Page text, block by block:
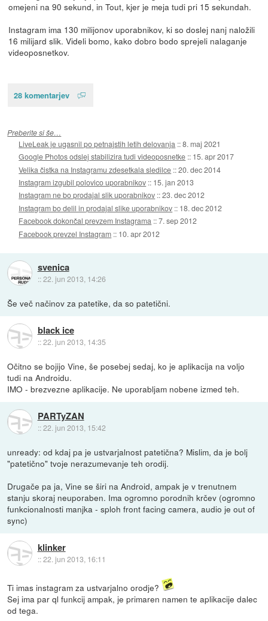
omejeni na 90 sekund, in Tout, kjer je meja tudi pri 15 sekundah.
Instagram ima 130 milijonov uporabnikov, ki so doslej nanj naložili
16 milijard slik. Videli bomo, kako dobro bodo sprejeli nalaganje
videoposnetkov.
28 komentarjev
Preberite si še…
LiveLeak je ugasnil po petnajstih letih delovanja ::8. maj 2021
Google Photos odslej stabilizira tudi videoposnetke :: 15. apr 2017
Velika čistka na Instagramu zdesetkala sledilce ::20. dec 2014
Instagram izgubil polovico uporabnikov :: 15. jan 2013
Instagram ne bo prodajal slik uporabnikov ::23. dec 2012
Instagram bo delil in prodajal slike uporabnikov :: 18. dec 2012
Facebook dokončal prevzem Instagrama ::7. sep 2012
Facebook prevzel Instagram :: 10. apr 2012
svenica
::22. jun 2013, 14:26
Še več načinov za patetike, da so patetični.
black ice
::22. jun 2013, 14:35
Očitno se bojijo Vine, še posebej sedaj, ko je aplikacija na voljo
tudi na Androidu.
IMO - brezvezne aplikacije. Ne uporabljam nobene izmed teh.
PARTyZAN
::22. jun 2013, 15:42
unready: od kdaj pa je ustvarjalnost patetična? Mislim, da je bolj
"patetično" tvoje nerazumevanje teh orodij.
Drugače pa ja, Vine se širi na Android, ampak je v trenutnem
stanju skoraj neuporaben. Ima ogromno porodnih krčev (ogromno
funkcionalnosti manjka - sploh front facing camera, audio je out of
sync)
klinker
::22. jun 2013, 16:11
Ti imas instagram za ustvarjalno orodje?
Sej ima par ql funkcij ampak, je primaren namen te aplikacije dalec
od tega.